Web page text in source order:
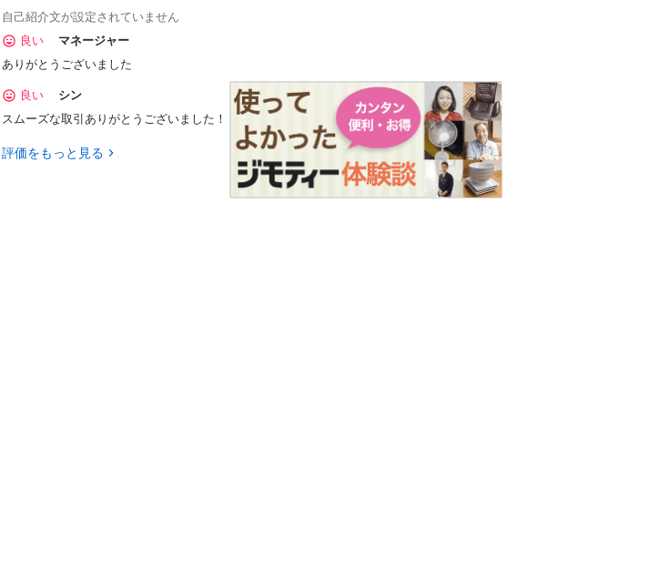
自己紹介文が設定されていません
良い
マネージャー
ありがとうございました
良い
シン
スムーズな取引ありがとうございました！
評価をもっと見る